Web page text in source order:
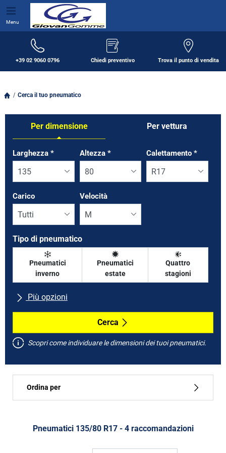
Menu
+39 02 9060 0796 Chiedi preventivo Trova il punto di vendita
Cerca il tuo pneumatico
Per dimensione Per vettura
Tab updated: Per dimensione
Larghezza * Altezza * Calettamento*
Carico Velocità
Tipo di pneumatico
Pneumatici
inverno
Pneumatici
estate
Quattro
stagioni
Più opzioni
Tutte le marche
Tipo di vettura
Run flat
Cerca
Scopri come individuare le dimensioni dei tuoi pneumatici.
Ordina per
Tipo di pneumatico
Pneumatici ‎135/80 R17 - 4 raccomandazioni